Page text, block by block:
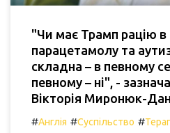
"Чи має Трамп рацію в
парацетамолу та
складна – в певному
певному – ні", -
Вікторія Миронюк-
#Англія #Суспільство #